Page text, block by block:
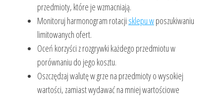
przedmioty, które je wzmacniają.
Monitoruj harmonogram rotacji sklepu wposzukiwaniu
limitowanych ofert.
Oceń korzyści z rozgrywki każdego przedmiotu w
porównaniu do jego kosztu.
Oszczędzaj walutę w grze na przedmioty o wysokiej
wartości, zamiast wydawać na mniej wartościowe